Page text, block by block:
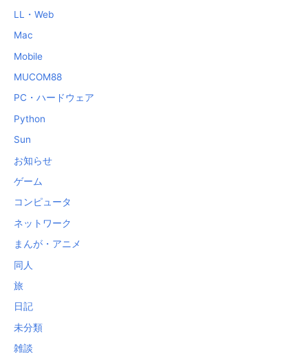
LL・Web
Mac
Mobile
MUCOM88
PC・ハードウェア
Python
Sun
お知らせ
ゲーム
コンピュータ
ネットワーク
まんが・アニメ
同人
旅
日記
未分類
雑談